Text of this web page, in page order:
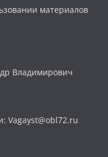
материалов
Владимирович
Vagayst@obl72.ru